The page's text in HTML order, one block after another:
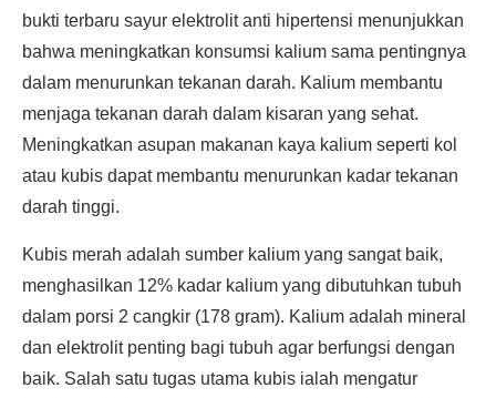
bukti terbaru sayur elektrolit anti hipertensi menunjukkan
bahwa meningkatkan konsumsi kalium sama pentingnya
dalam menurunkan tekanan darah. Kalium membantu
menjaga tekanan darah dalam kisaran yang sehat.
Meningkatkan asupan makanan kaya kalium seperti kol
atau kubis dapat membantu menurunkan kadar tekanan
darah tinggi.
Kubis merah adalah sumber kalium yang sangat baik,
menghasilkan 12% kadar kalium yang dibutuhkan tubuh
dalam porsi 2 cangkir (178 gram). Kalium adalah mineral
dan elektrolit penting bagi tubuh agar berfungsi dengan
baik. Salah satu tugas utama kubis ialah mengatur